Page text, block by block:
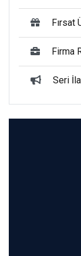
Fırsat
Firma
Seri